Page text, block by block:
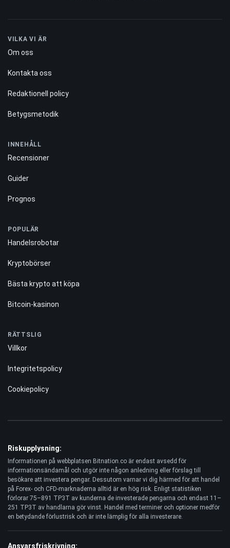
VILKA VI ÄR
Om oss
Kontakta oss
Redaktionell policy
Betygsmetodik
INNEHÅLL
Recensioner
Guider
Prognos
POPULÄR
Handelsrobotar
Kryptobörser
Bästa krypto att köpa
Bitcoin-kasinon
RÄTTSLIG
Villkor
Integritetspolicy
Cookiepolicy
Riskupplysning:
Informationen på webbplatsen Bitnation.co är endast avsedd för
informationsändamål och utgör inte någon anledning eller förslag till
besökare att investera pengar. Dessutom varnar vi dig härmed för att handel
på Forex- och CFD-marknaderna alltid är en hög risk. Enligt statistiken
förlorar 75–891 TP3T av kunderna de investerade pengarna och endast 11–
251 TP3T av handlarna gör vinst. Handel med terminer och optioner medför
en betydande förlustrisk och är inte lämplig för alla investerare.
Ansvarsfriskrivning: